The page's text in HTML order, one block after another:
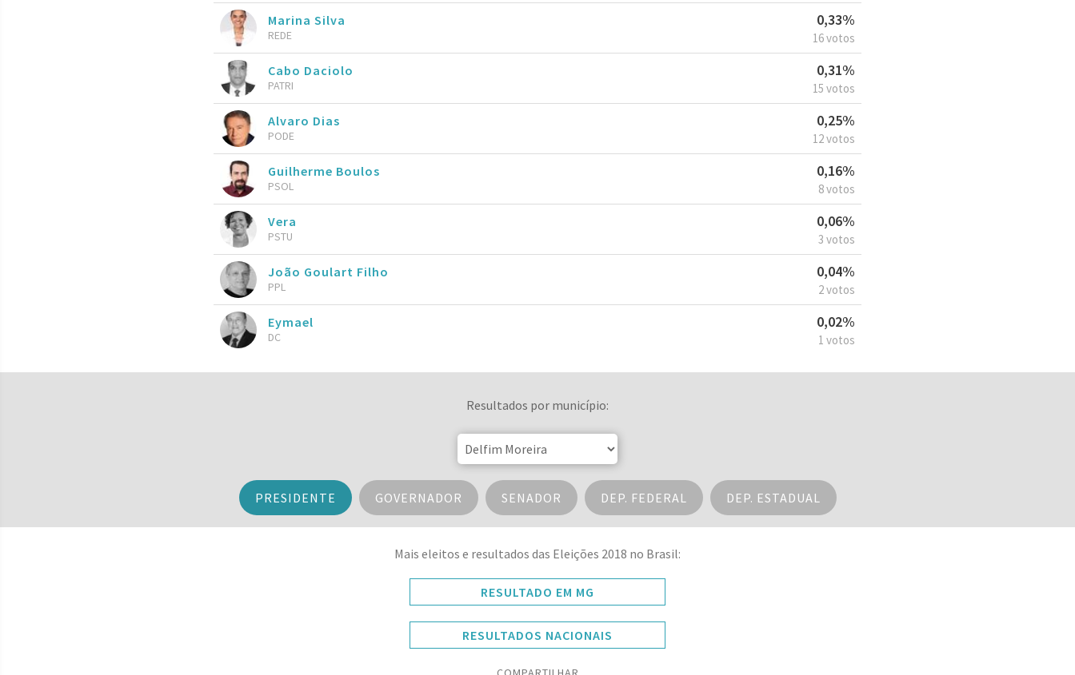
Marina Silva
REDE
0,33%
16 votos
Cabo Daciolo
PATRI
0,31%
15 votos
Alvaro Dias
PODE
0,25%
12 votos
Guilherme Boulos
PSOL
0,16%
8 votos
Vera
PSTU
0,06%
3 votos
João Goulart Filho
PPL
0,04%
2 votos
Eymael
DC
0,02%
1 votos
Resultados por município:
PRESIDENTE GOVERNADOR SENADOR DEP. FEDERAL DEP. ESTADUAL
Mais eleitos e resultados das Eleições 2018 no Brasil:
RESULTADO EM MG
RESULTADOS NACIONAIS